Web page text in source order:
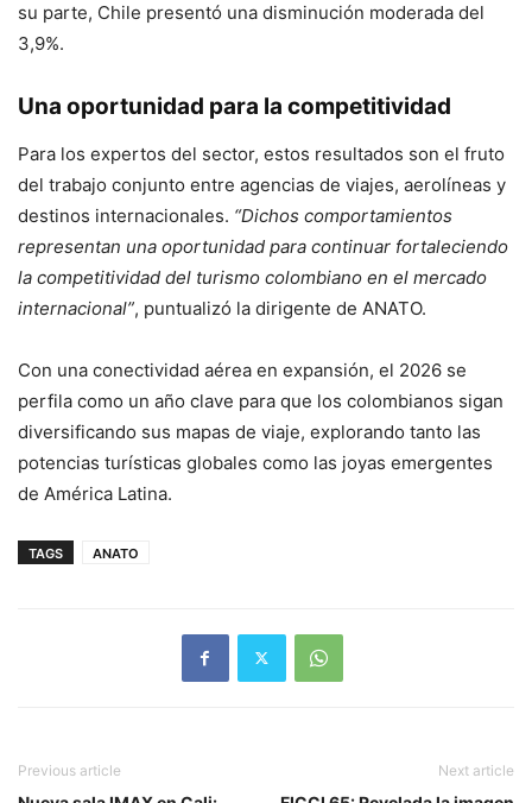
su parte, Chile presentó una disminución moderada del
3,9%.
Una oportunidad para la competitividad
Para los expertos del sector, estos resultados son el fruto
del trabajo conjunto entre agencias de viajes, aerolíneas y
destinos internacionales. “Dichos comportamientos
representan una oportunidad para continuar fortaleciendo
la competitividad del turismo colombiano en el mercado
internacional”, puntualizó la dirigente de ANATO.
Con una conectividad aérea en expansión, el 2026 se
perfila como un año clave para que los colombianos sigan
diversificando sus mapas de viaje, explorando tanto las
potencias turísticas globales como las joyas emergentes
de América Latina.
TAGS ANATO
Previous article Next article